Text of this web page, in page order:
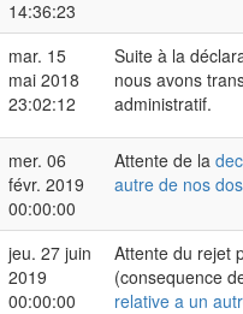
14:36:23
mar. 15
mai 2018
23:02:12
Suite à la
nous avons
administratif.
mer. 06
févr. 2019
00:00:00
Attente de la
autre de nos
jeu. 27 juin
2019
00:00:00
Attente du rejet
(consequence
relative a un